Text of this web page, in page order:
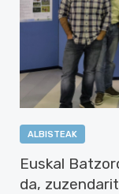
ALBISTEAK
Euskal
da,